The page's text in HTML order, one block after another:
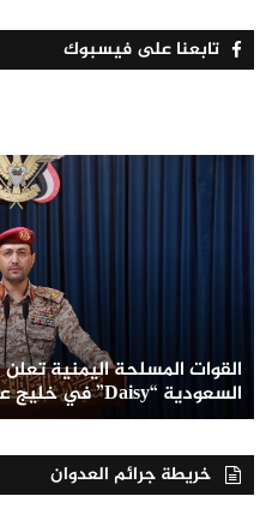
تابعنا على فيسبوك
القوات المسلحة اليمنية
السعودية “Daisy” في خليج عدن بصاروخ باليستي
خريطة جرائم العدوان